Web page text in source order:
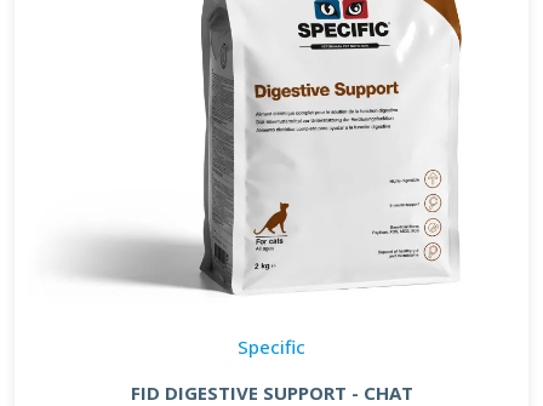
Specific
FID DIGESTIVE SUPPORT - CHAT